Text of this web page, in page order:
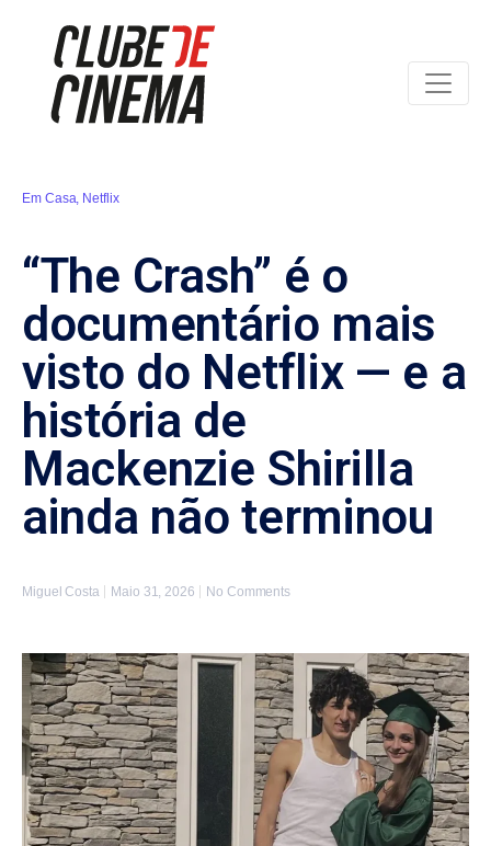
Em Casa Netflix
“The Crash” é o
documentário mais
visto do Netflix — e a
história de
Mackenzie Shirilla
ainda não terminou
Miguel Costa Maio 31, 2026 No Comments